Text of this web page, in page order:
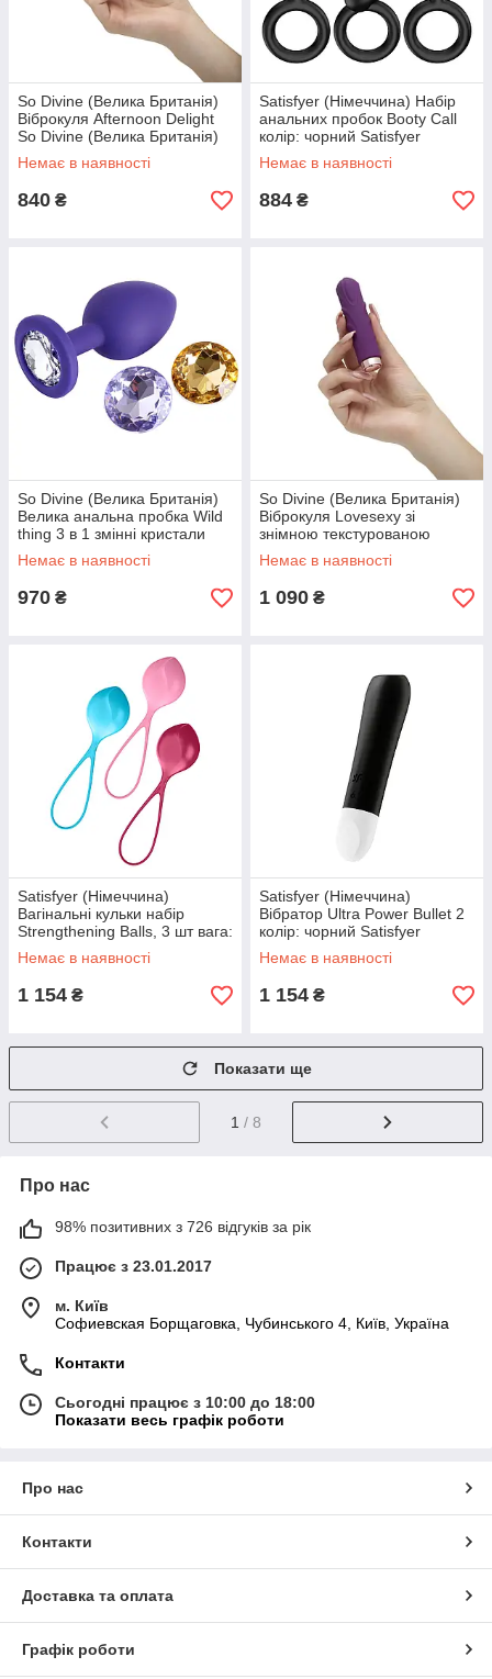
So Divine (Велика Британія)
Віброкуля Afternoon Delight
So Divine (Велика Британія)
Немає в наявності
840 ₴
Satisfyer (Німеччина) Набір
анальних пробок Booty Call
колір: чорний Satisfyer
(Німеччина)
Немає в наявності
884 ₴
So Divine (Велика Британія)
Велика анальна пробка Wild
thing 3 в 1 змінні кристали
Розмір L So Divine (Велика
Британія)
Немає в наявності
970 ₴
So Divine (Велика Британія)
Віброкуля Lovesexy зі
знімною текстурованою
насадкою So Divine (Велика
Британія)
Немає в наявності
1 090 ₴
Satisfyer (Німеччина)
Вагінальні кульки набір
Strengthening Balls, 3 шт вага:
62-82-98 гр Satisfyer
(Німеччина)
Немає в наявності
1 154 ₴
Satisfyer (Німеччина)
Вібратор Ultra Power Bullet 2
колір: чорний Satisfyer
(Німеччина)
Немає в наявності
1 154 ₴
Показати ще
1 / 8
Про нас
98% позитивних з 726 відгуків за рік
Працює з 23.01.2017
м. Київ
Софиевская Борщаговка, Чубинського 4, Київ, Україна
Контакти
Сьогодні працює з 10:00 до 18:00
Показати весь графік роботи
Про нас
Контакти
Доставка та оплата
Графік роботи